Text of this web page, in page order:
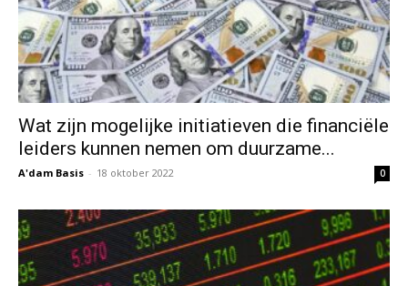
Wat zijn mogelijke initiatieven die financiële
leiders kunnen nemen om duurzame...
A'dam Basis - 18 oktober 2022 0